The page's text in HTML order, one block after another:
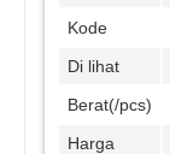
Kode
Di lihat
Berat(/pcs)
Harga